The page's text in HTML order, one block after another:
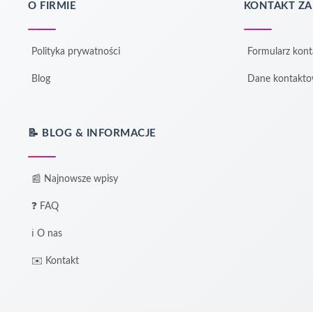
O FIRMIE
Polityka prywatności
Blog
KONTAKT
Formularz
Dane
📝 BLOG & INFORMACJE
📰 Najnowsze wpisy
❓ FAQ
ℹ️ O nas
✉️ Kontakt